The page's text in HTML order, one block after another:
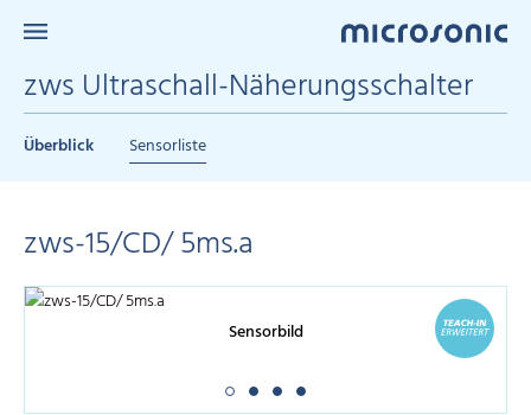
zws Ultraschall-Näherungsschalter
Überblick Sensorliste
zws-15/CD/ 5ms.a
Sensorbild